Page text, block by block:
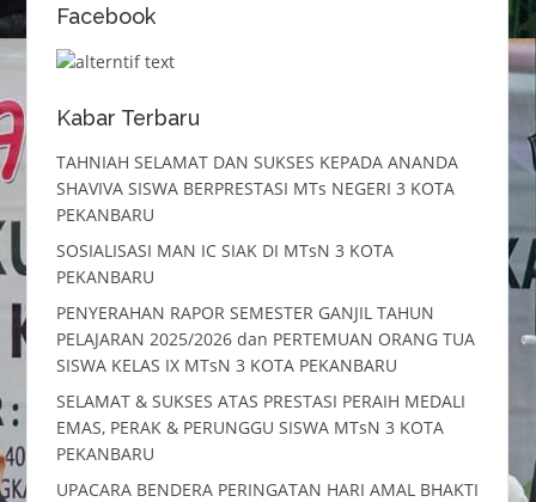
Facebook
Kabar Terbaru
TAHNIAH SELAMAT DAN SUKSES KEPADA ANANDA
SHAVIVA SISWA BERPRESTASI MTs NEGERI 3 KOTA
PEKANBARU
SOSIALISASI MAN IC SIAK DI MTsN 3 KOTA
PEKANBARU
PENYERAHAN RAPOR SEMESTER GANJIL TAHUN
PELAJARAN 2025/2026 dan PERTEMUAN ORANG TUA
SISWA KELAS IX MTsN 3 KOTA PEKANBARU
SELAMAT & SUKSES ATAS PRESTASI PERAIH MEDALI
EMAS, PERAK & PERUNGGU SISWA MTsN 3 KOTA
PEKANBARU
UPACARA BENDERA PERINGATAN HARI AMAL BHAKTI